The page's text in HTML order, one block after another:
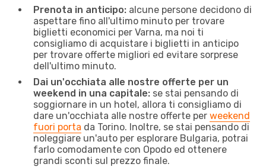
Prenota in anticipo: alcune persone decidono di
aspettare fino all'ultimo minuto per trovare
biglietti economici per Varna, ma noi ti
consigliamo di acquistare i biglietti in anticipo
per trovare offerte migliori ed evitare sorprese
dell'ultimo minuto.
Dai un'occhiata alle nostre offerte per un
weekend in una capitale: se stai pensando di
soggiornare in un hotel, allora ti consigliamo di
dare un'occhiata alle nostre offerte per weekend
fuori porta da Torino. Inoltre, se stai pensando di
noleggiare un'auto per esplorare Bulgaria, potrai
farlo comodamente con Opodo ed ottenere
grandi sconti sul prezzo finale.